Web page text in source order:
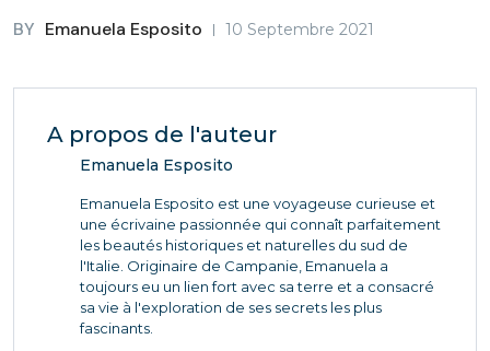
BY Emanuela Esposito 10 Septembre 2021
A propos de l'auteur
Emanuela Esposito
Emanuela Esposito est une voyageuse curieuse et
une écrivaine passionnée qui connaît parfaitement
les beautés historiques et naturelles du sud de
l'Italie. Originaire de Campanie, Emanuela a
toujours eu un lien fort avec sa terre et a consacré
sa vie à l'exploration de ses secrets les plus
fascinants.